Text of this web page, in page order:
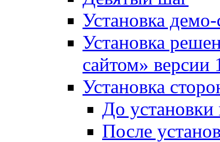
Установка
Установка
сайтом»
Установка
До установки
После